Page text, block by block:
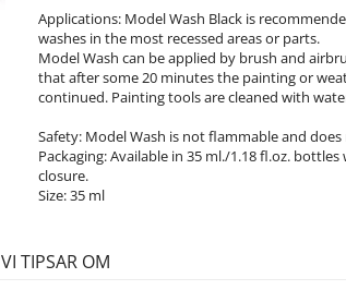
Applications: Model Wash Black is
washes in the most recessed areas or parts.
Model Wash can be applied by brush and
that after some 20 minutes the painting or
continued. Painting tools are cleaned with
Safety: Model Wash is not flammable and
Packaging: Available in 35 ml./1.18 fl.oz.
closure.
Size: 35 ml
VI TIPSAR OM